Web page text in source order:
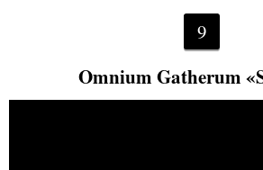
9
Omnium Gatherum